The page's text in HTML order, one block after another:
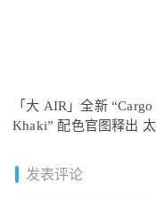
「大 AIR」全新 “Cargo
Khaki” 配色官图释出 太帅
发表评论